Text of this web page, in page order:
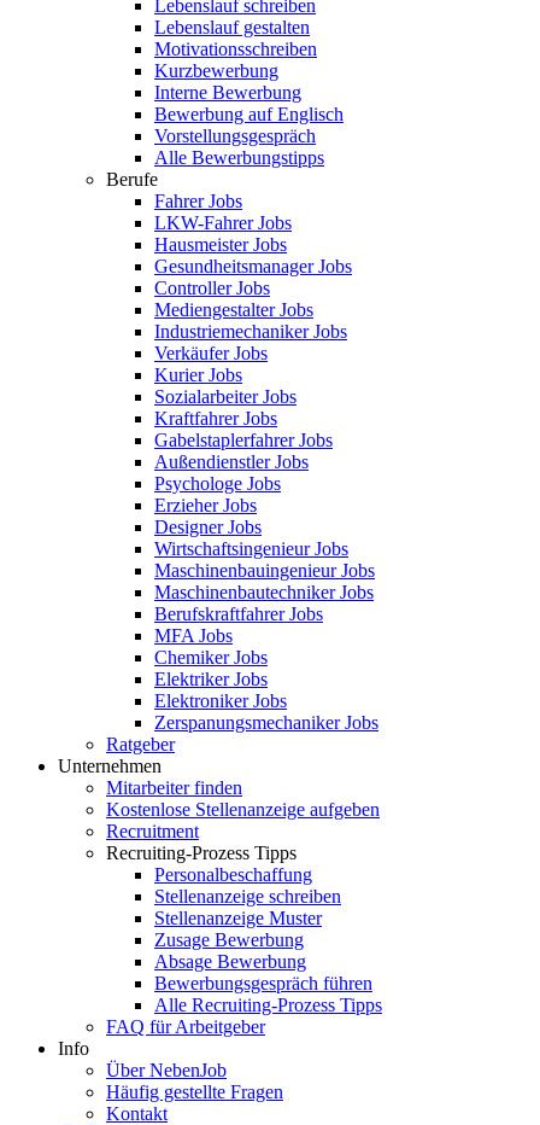
Lebenslauf schreiben
Lebenslauf gestalten
Motivationsschreiben
Kurzbewerbung
Interne Bewerbung
Bewerbung auf Englisch
Vorstellungsgespräch
Alle Bewerbungstipps
Berufe
Fahrer Jobs
LKW-Fahrer Jobs
Hausmeister Jobs
Gesundheitsmanager Jobs
Controller Jobs
Mediengestalter Jobs
Industriemechaniker Jobs
Verkäufer Jobs
Kurier Jobs
Sozialarbeiter Jobs
Kraftfahrer Jobs
Gabelstaplerfahrer Jobs
Außendienstler Jobs
Psychologe Jobs
Erzieher Jobs
Designer Jobs
Wirtschaftsingenieur Jobs
Maschinenbauingenieur Jobs
Maschinenbautechniker Jobs
Berufskraftfahrer Jobs
MFA Jobs
Chemiker Jobs
Elektriker Jobs
Elektroniker Jobs
Zerspanungsmechaniker Jobs
Ratgeber
Unternehmen
Mitarbeiter finden
Kostenlose Stellenanzeige aufgeben
Recruitment
Recruiting-Prozess Tipps
Personalbeschaffung
Stellenanzeige schreiben
Stellenanzeige Muster
Zusage Bewerbung
Absage Bewerbung
Bewerbungsgespräch führen
Alle Recruiting-Prozess Tipps
FAQ für Arbeitgeber
Info
Über NebenJob
Häufig gestellte Fragen
Kontakt